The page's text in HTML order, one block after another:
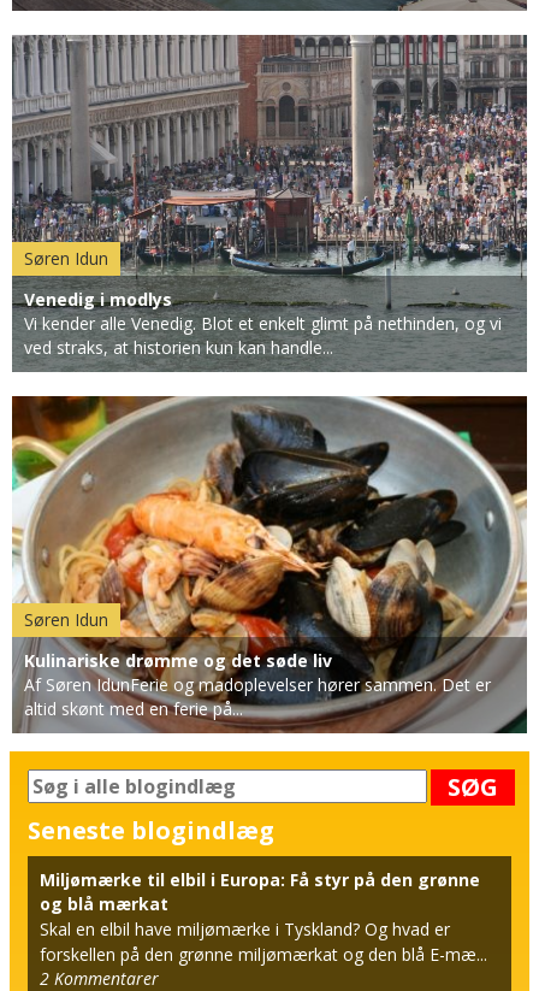
Søren Idun
Venedig i modlys
Vi kender alle Venedig. Blot et enkelt glimt på nethinden, og vi
ved straks, at historien kun kan handle...
Søren Idun
Kulinariske drømme og det søde liv
Af Søren IdunFerie og madoplevelser hører sammen. Det er
altid skønt med en ferie på...
SØG
Seneste blogindlæg
Miljømærke til elbil i Europa: Få styr på den grønne
og blå mærkat
Skal en elbil have miljømærke i Tyskland? Og hvad er
forskellen på den grønne miljømærkat og den blå E-mæ...
2 Kommentarer